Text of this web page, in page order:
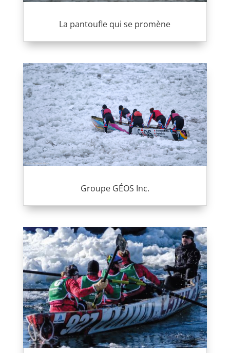
La pantoufle qui se promène
Groupe GÉOS Inc.